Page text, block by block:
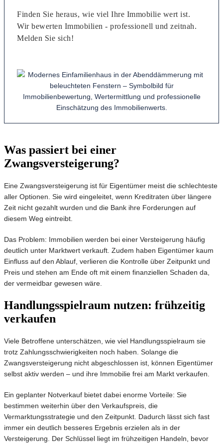
Finden Sie heraus, wie viel Ihre Immobilie wert ist.
Wir bewerten Immobilien - professionell und zeitnah.
Melden Sie sich!
Was passiert bei einer
Zwangsversteigerung?
Eine Zwangsversteigerung ist für Eigentümer meist die schlechteste
aller Optionen. Sie wird eingeleitet, wenn Kreditraten über längere
Zeit nicht gezahlt wurden und die Bank ihre Forderungen auf
diesem Weg eintreibt.
Das Problem: Immobilien werden bei einer Versteigerung häufig
deutlich unter Marktwert verkauft. Zudem haben Eigentümer kaum
Einfluss auf den Ablauf, verlieren die Kontrolle über Zeitpunkt und
Preis und stehen am Ende oft mit einem finanziellen Schaden da,
der vermeidbar gewesen wäre.
Handlungsspielraum nutzen: frühzeitig
verkaufen
Viele Betroffene unterschätzen, wie viel Handlungsspielraum sie
trotz Zahlungsschwierigkeiten noch haben. Solange die
Zwangsversteigerung nicht abgeschlossen ist, können Eigentümer
selbst aktiv werden – und ihre Immobilie frei am Markt verkaufen.
Ein geplanter Notverkauf bietet dabei enorme Vorteile: Sie
bestimmen weiterhin über den Verkaufspreis, die
Vermarktungsstrategie und den Zeitpunkt. Dadurch lässt sich fast
immer ein deutlich besseres Ergebnis erzielen als in der
Versteigerung. Der Schlüssel liegt im frühzeitigen Handeln, bevor